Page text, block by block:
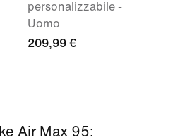
personalizzabile -
Uomo
209,99 €
Air Max 95: